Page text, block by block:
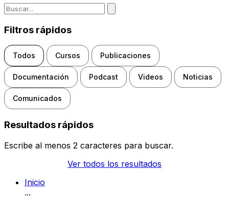
Escribe para buscar noticias,
Filtros rápidos
Todos Cursos Publicaciones
Documentación Podcast Videos Noticias
Comunicados
Resultados rápidos
Escribe al menos 2 caracteres para buscar.
Ver todos los resultados
Inicio
...